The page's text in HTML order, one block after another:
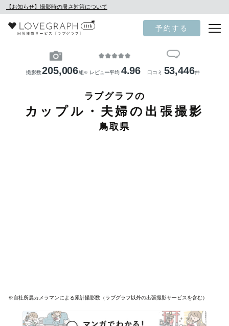
【お知らせ】撮影時の暑さ対策について
予約する
撮影数205,006組 ※ レビュー平均 4.96 口コミ 53,446件
ラブグラフの
カップル・夫婦の出張撮影
鳥取県
※自社所属カメラマンによる累計撮影数（ラブグラフ以外の出張撮影サービスを含む）